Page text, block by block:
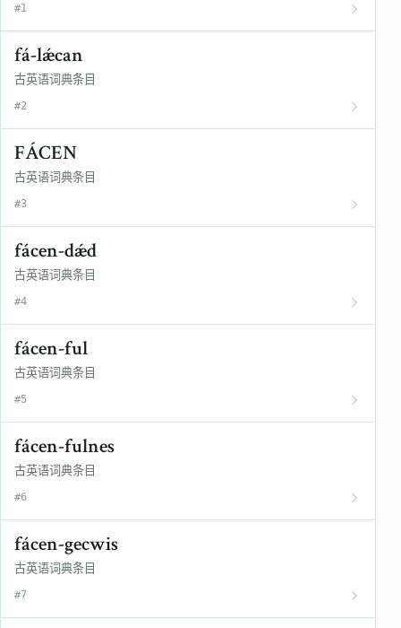
#1
fá-lǽcan
古英语词典条目
#2
FÁCEN
古英语词典条目
#3
fácen-dǽd
古英语词典条目
#4
fácen-ful
古英语词典条目
#5
fácen-fulnes
古英语词典条目
#6
fácen-gecwis
古英语词典条目
#7